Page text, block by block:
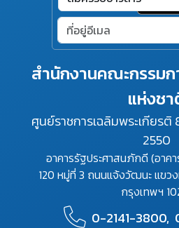
สำนักงานคณะกรรม
แห่งช
ศูนย์ราชการเฉลิมพระเกียร
2550
อาคารรัฐประศาสนภักดี (อาค
120 หมู่ที่ 3 ถนนแจ้งวัฒนะ แขว
กรุงเทพฯ
0-2141-3800,